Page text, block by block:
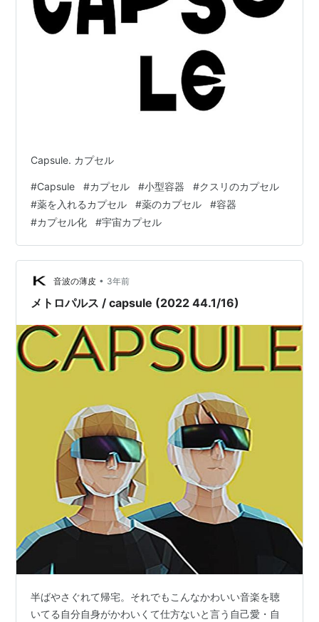
Capsule. カプセル
#Capsule #カプセル #小型容器 #クスリのカプセル
#薬を入れるカプセル #薬のカプセル #容器
#カプセル化 #宇宙カプセル
音波の薄皮 • 3年前
メトロパルス / capsule (2022 44.1/16)
半ばやさぐれて帰宅。それでもこんなかわいい音楽を聴
いてる自分自身がかわいくて仕方ないと言う自己愛・自